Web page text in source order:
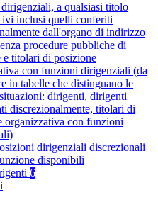
a qualsiasi titolo
inclusi quelli conferiti
dall'organo di indirizzo
procedure pubbliche di
e titolari di posizione
con funzioni dirigenziali (da
in tabelle che distinguano le
dirigenti, dirigenti
discrezionalmente, titolari di
organizzativa con funzioni
dirigenziali discrezionali
disponibili
6